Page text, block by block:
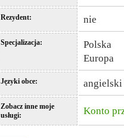
Rezydent: nie
Specjalizacja:
Polska
Europa
Języki obce: angielski
Zobacz inne moje
usługi:
Konto